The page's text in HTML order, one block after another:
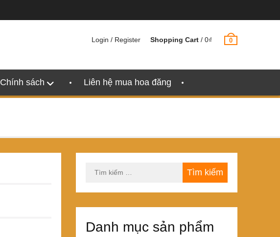
Login / Register Shopping Cart / 0₫ 0
Chính sách Liên hệ mua hoa đăng
kiếm
Danh mục sản phẩm